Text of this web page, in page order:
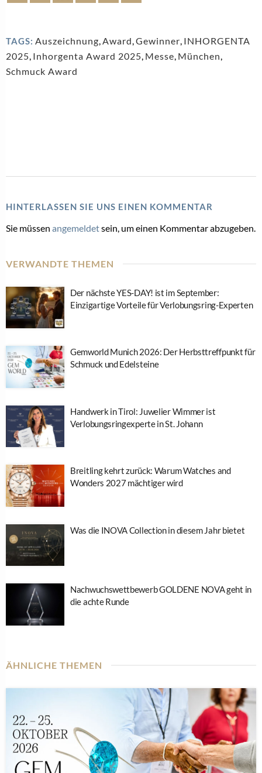
TAGS: Auszeichnung Award Gewinner INHORGENTA
2025 Inhorgenta Award 2025 Messe München
Schmuck Award
HINTERLASSEN SIE UNS EINEN KOMMENTAR
Sie müssen angemeldetsein, um einen Kommentar abzugeben.
VERWANDTE THEMEN
Der nächste YES-DAY! ist im September:
Einzigartige Vorteile für Verlobungsring-Experten
Gemworld Munich 2026: Der Herbsttreffpunkt für
Schmuck und Edelsteine
Handwerk in Tirol: Juwelier Wimmer ist
Verlobungsringexperte in St. Johann
Breitling kehrt zurück: Warum Watches and
Wonders 2027 mächtiger wird
Was die INOVA Collection in diesem Jahr bietet
Nachwuchswettbewerb GOLDENE NOVA geht in
die achte Runde
ÄHNLICHE THEMEN